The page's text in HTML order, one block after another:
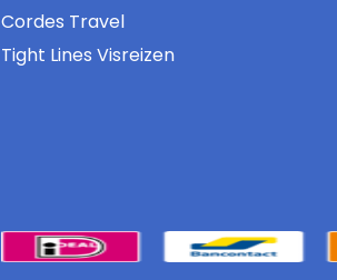
Cordes Travel
Tight Lines Visreizen